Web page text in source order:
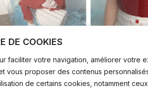
DE COOKIES
faciliter votre navigation, améliorer votre
vous proposer des contenus
de certains cookies, notamment ceux
et naturels, notamment des